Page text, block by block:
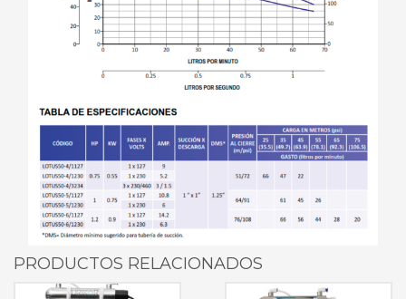
PRODUCTOS RELACIONADOS